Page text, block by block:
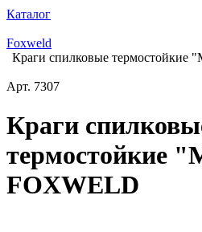
Каталог
Foxweld
Краги спилковые термостойкие
Арт. 7307
Краги
термостойкие
FOXWELD